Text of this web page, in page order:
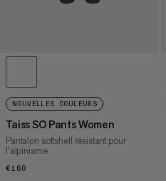
NOUVELLES COULEURS
Taiss SO Pants Women
Pantalon softshell résistant pour
l’alpinisme
€160